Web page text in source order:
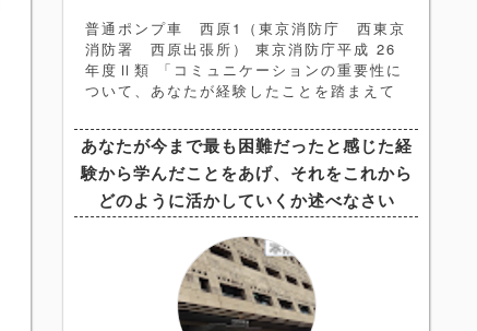
普通ポンプ車 西原1（東京消防庁 西東京
消防署 西原出張所） 東京消防庁平成 26
年度Ⅱ類 「コミュニケーションの重要性に
ついて、あなたが経験したことを踏まえて
す。まずは ＜ヒント編＞ を読み、論文を
書く練習をしてみましょう。 解答例はヒン
ト編の次にあります。 ＜ヒント編＞ 論題
分析→構成 今回の論題はやや抽象的なもの
となっており一見すると書きづらい印象で
すが、重要な点はズバリ
あなたが今まで最も困難だったと感じた経
験から学んだことをあげ、それをこれから
どのように活かしていくか述べなさい